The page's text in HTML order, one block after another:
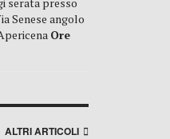
Senese angolo
Ore
ALTRI ARTICOLI